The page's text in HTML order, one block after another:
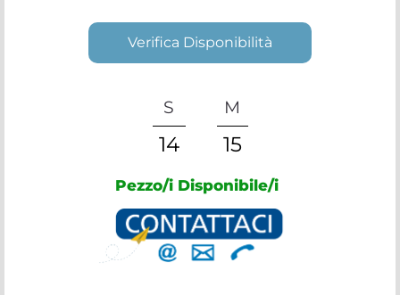
Verifica Disponibilità
S
14
M
15
Pezzo/i Disponibile/i